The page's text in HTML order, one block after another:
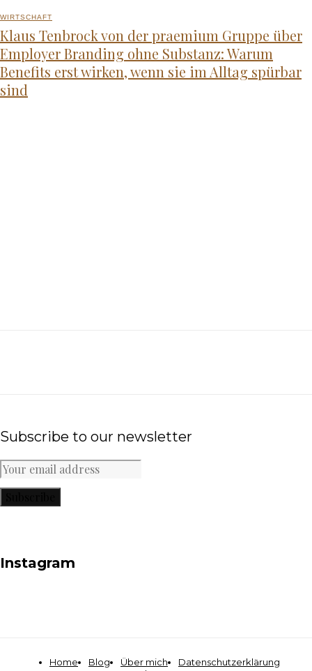
WIRTSCHAFT
Klaus Tenbrock von der praemium Gruppe über
Employer Branding ohne Substanz: Warum
Benefits erst wirken, wenn sie im Alltag spürbar
sind
Subscribe to our newsletter
Instagram
Home Blog Über mich
Datenschutzerklärung